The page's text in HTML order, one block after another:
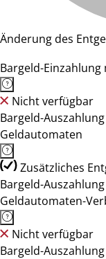
Änderung des
Bargeld-
Nicht verfügbar
Bargeld-
Geldautomaten
Zusätzliches
Bargeld-
Geldautomaten-
Nicht verfügbar
Bargeld-